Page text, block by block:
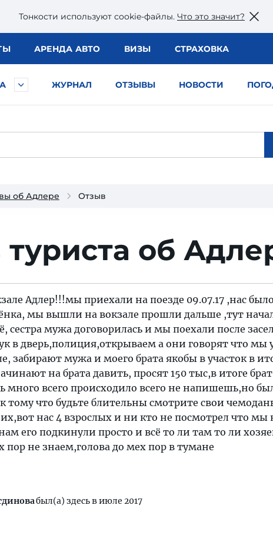
Тонкости используют сookie-файлы. Что это значит?
АРЕНДА АВТО ВИЗЫ СТРАХОВКА
ЖУРНАЛ ОТЗЫВЫ НОВОСТИ
об Адлере Отзыв
об
Адлер!!!мы приехали на поезде 09.07.17 ,нас
мы вышли на вокзале прошли дальше ,тут
сестра мужа договорилась и мы поехали после
в дверь,полиция,открываем а они говорят что мы
забирают мужа и моего брата якобы в участок в
на брата давить, просят 150 тыс,в итоге
много всего происходило всего не напишешь,но
тому что будьте блительны смотрите свои
нас 4 взрослых и ни кто не посмотрел что мы
его подкинули просто и всё то ли там то ли
не знаем,голова до мех пор в тумане
был(а) здесь в июле 2017